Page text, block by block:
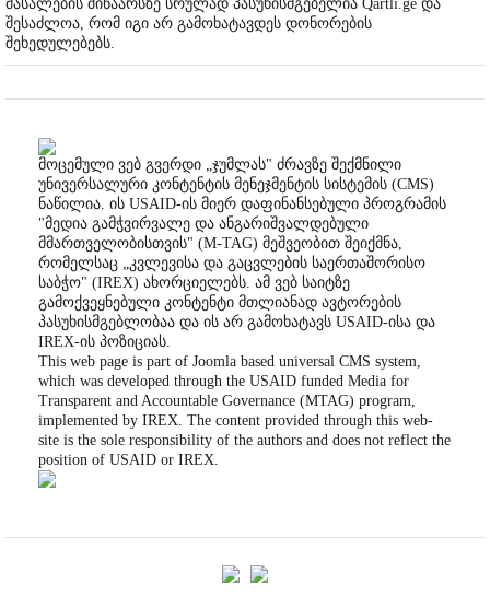
მასალების შინაარსზე სრულად პასუხისმგებელია Qartli.ge და
შესაძლოა, რომ იგი არ გამოხატავდეს დონორების
შეხედულებებს.
მოცემული ვებ გვერდი „ჯუმლას" ძრავზე შექმნილი
უნივერსალური კონტენტის მენეჯმენტის სისტემის (CMS)
ნაწილია. ის USAID-ის მიერ დაფინანსებული პროგრამის
"მედია გამჭვირვალე და ანგარიშვალდებული
მმართველობისთვის" (M-TAG) მეშვეობით შეიქმნა,
რომელსაც „კვლევისა და გაცვლების საერთაშორისო
საბჭო" (IREX) ახორციელებს. ამ ვებ საიტზე
გამოქვეყნებული კონტენტი მთლიანად ავტორების
პასუხისმგებლობაა და ის არ გამოხატავს USAID-ისა და
IREX-ის პოზიციას.
This web page is part of Joomla based universal CMS system,
which was developed through the USAID funded Media for
Transparent and Accountable Governance (MTAG) program,
implemented by IREX. The content provided through this web-
site is the sole responsibility of the authors and does not reflect the
position of USAID or IREX.